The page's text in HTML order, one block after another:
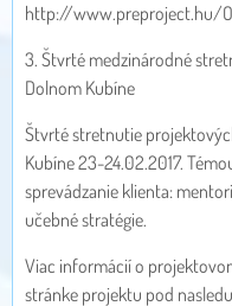
http://www.preproject.hu/
3. Štvrté medzinárodné
Dolnom Kubíne
Štvrté stretnutie
Kubíne 23-24.02.2017.
sprevádzanie klienta:
učebné stratégie.
Viac informácií o
stránke projektu pod